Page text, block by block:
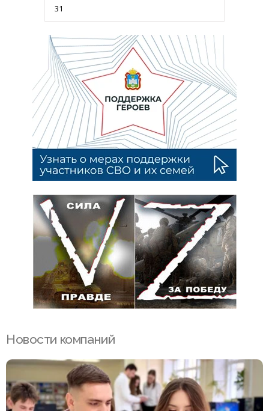
31
Новости компаний